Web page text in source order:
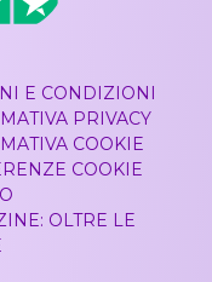
E CONDIZIONI
PRIVACY
COOKIE
COOKIE
OLTRE LE